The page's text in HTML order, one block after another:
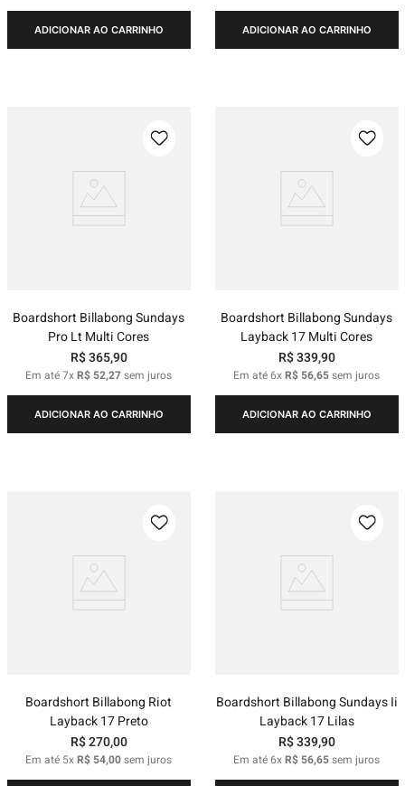
ADICIONAR AO CARRINHO ADICIONAR AO CARRINHO
Boardshort Billabong Sundays
Pro Lt Multi Cores
R$365,90
Em até7xR$ 52,27sem juros
ADICIONAR AO CARRINHO
Boardshort Billabong Sundays
Layback 17 Multi Cores
R$339,90
Em até6xR$ 56,65sem juros
ADICIONAR AO CARRINHO
Boardshort Billabong Riot
Layback 17 Preto
R$270,00
Em até 5xR$ 54,00sem juros
Boardshort Billabong Sundays Ii
Layback 17 Lilas
R$339,90
Em até6xR$ 56,65sem juros